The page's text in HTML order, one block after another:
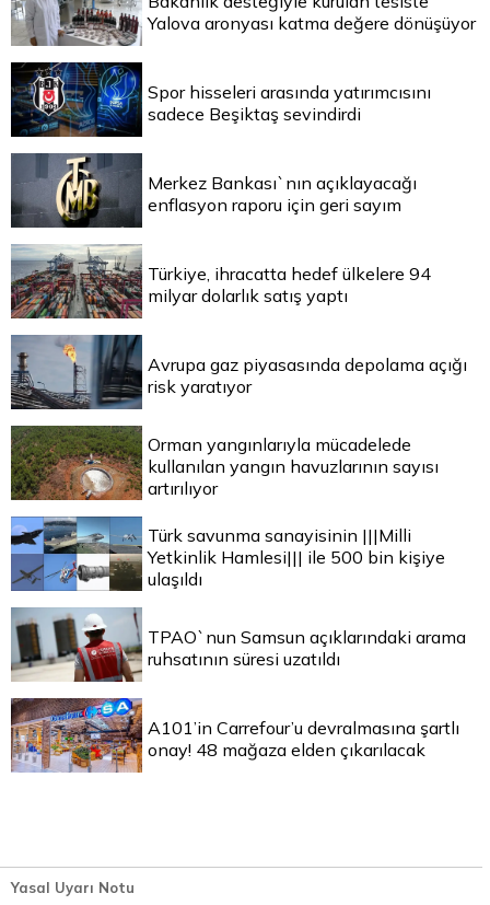
Yalova aronyası katma değere dönüşüyor
Spor hisseleri arasında yatırımcısını
sadece Beşiktaş sevindirdi
Merkez Bankası`nın açıklayacağı
enflasyon raporu için geri sayım
Türkiye, ihracatta hedef ülkelere 94
milyar dolarlık satış yaptı
Avrupa gaz piyasasında depolama açığı
risk yaratıyor
Orman yangınlarıyla mücadelede
kullanılan yangın havuzlarının sayısı
artırılıyor
Türk savunma sanayisinin |||Milli
Yetkinlik Hamlesi||| ile 500 bin kişiye
ulaşıldı
TPAO`nun Samsun açıklarındaki arama
ruhsatının süresi uzatıldı
A101’in Carrefour’u devralmasına şartlı
onay! 48 mağaza elden çıkarılacak
Yasal Uyarı Notu